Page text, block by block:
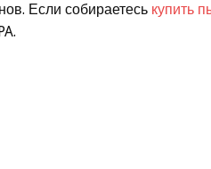
Если собираетесь купить